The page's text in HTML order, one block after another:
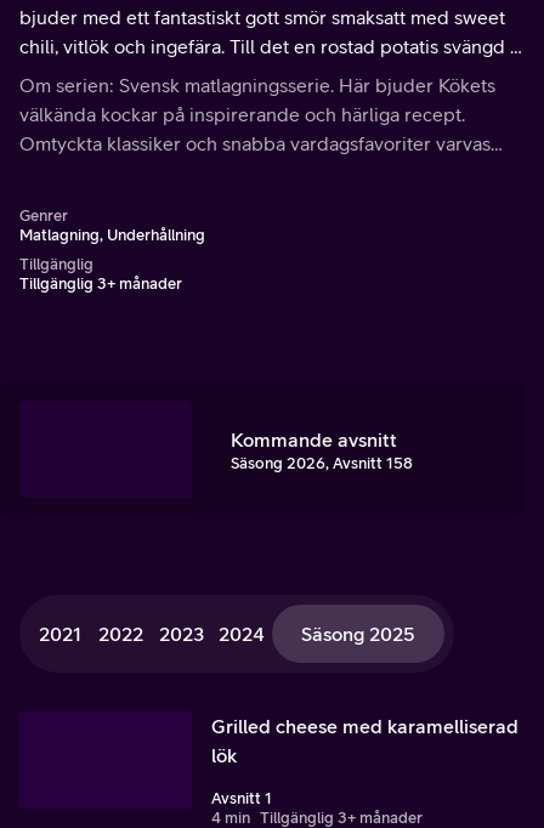
bjuder med ett fantastiskt gott smör smaksatt med sweet
chili, vitlök och ingefära. Till det en rostad potatis svängd i
soja, chili, lime och koriander. Receptet hittar du på
köket.se
Om serien: Svensk matlagningsserie. Här bjuder Kökets
välkända kockar på inspirerande och härliga recept.
Omtyckta klassiker och snabba vardagsfavoriter varvas
Genrer
Matlagning, Underhållning
Tillgänglig
Tillgänglig 3+ månader
Kommande avsnitt
Säsong 2026, Avsnitt 158
2021 2022 2023 2024 Säsong 2025
Grilled cheese med karamelliserad
lök
Avsnitt 1
4 min Tillgänglig 3+ månader